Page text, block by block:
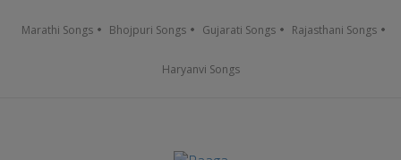
Marathi Songs Bhojpuri Songs Gujarati Songs Rajasthani Songs
Haryanvi Songs